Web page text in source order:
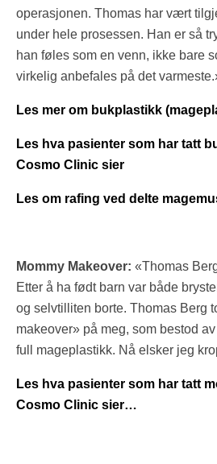
operasjonen. Thomas har vært
under hele prosessen. Han er så
han føles som en venn, ikke bare
virkelig anbefales på det
Les mer om bukplastikk
Les hva pasienter som har tatt
Cosmo Clinic sier
Les om rafing ved delte
Mommy Makeover: «Thomas
Etter å ha født barn var både
og selvtilliten borte. Thomas Berg
makeover» på meg, som bestod
full mageplastikk. Nå elsker jeg
Les hva pasienter som har tatt
Cosmo Clinic sier…